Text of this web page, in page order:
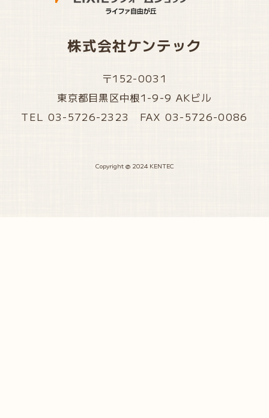
株式会社ケンテック
〒152-0031
東京都目黒区中根1-9-9 AKビル
TEL 03-5726-2323 FAX 03-5726-0086
Copyright @ 2024 KENTEC